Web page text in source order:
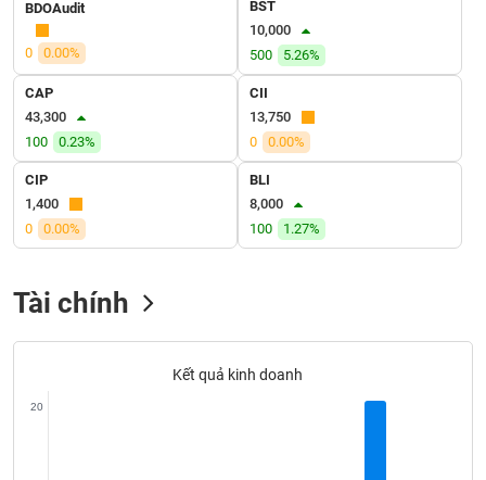
BDOAudit
0 0.00%
BST
10,000
500
5.26%
CAP
43,300
100
0.23%
CII
13,750
0
0.00%
CIP
1,400
0
0.00%
BLI
8,000
100
1.27%
Tài chính
Kết quả kinh doanh
20
SÓC
SỨC
KHỎE
TÀI
CHÍNH
CÔNG
NGHỆ
THÔNG